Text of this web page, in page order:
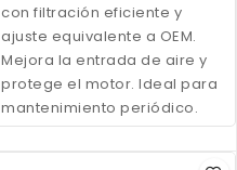
con filtración eficiente y
ajuste equivalente a OEM.
Mejora la entrada de aire y
protege el motor. Ideal para
mantenimiento periódico.